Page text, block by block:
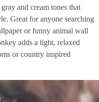
and cream tones that
Great for anyone searching
or funny animal wall
adds a light, relaxed
or country inspired